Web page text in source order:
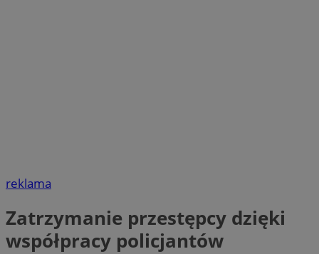
reklama
Zatrzymanie przestępcy dzięki
współpracy policjantów